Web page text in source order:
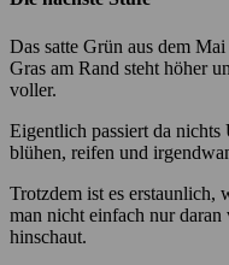
Das satte Grün aus dem
Gras am Rand steht höher
voller.
Eigentlich passiert da nichts
blühen, reifen und
Trotzdem ist es erstaunlich,
man nicht einfach nur
hinschaut.